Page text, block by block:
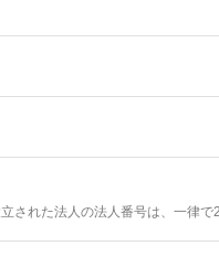
された法人の法人番号は、一律で